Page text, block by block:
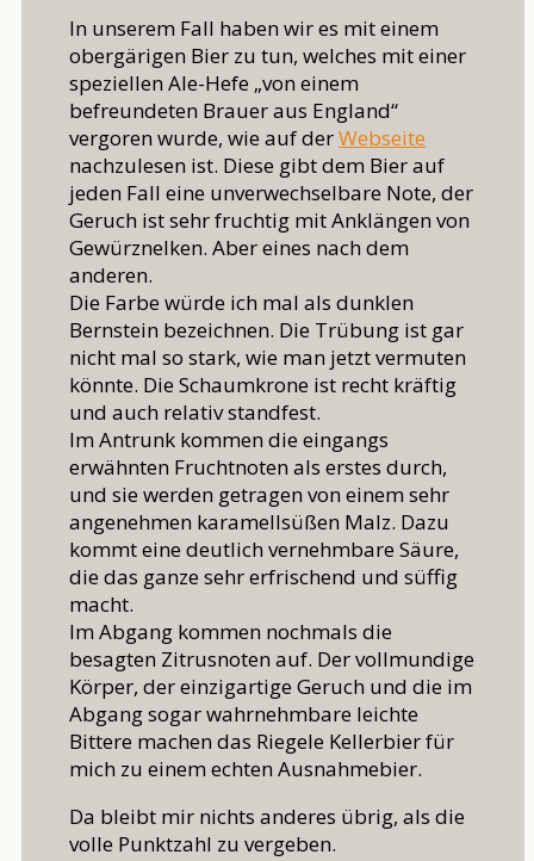
In unserem Fall haben wir es mit einem
obergärigen Bier zu tun, welches mit einer
speziellen Ale-Hefe „von einem
befreundeten Brauer aus England“
vergoren wurde, wie auf derWebseite
nachzulesen ist. Diese gibt dem Bier auf
jeden Fall eine unverwechselbare Note, der
Geruch ist sehr fruchtig mit Anklängen von
Gewürznelken. Aber eines nach dem
anderen.
Die Farbe würde ich mal als dunklen
Bernstein bezeichnen. Die Trübung ist gar
nicht mal so stark, wie man jetzt vermuten
könnte. Die Schaumkrone ist recht kräftig
und auch relativ standfest.
Im Antrunk kommen die eingangs
erwähnten Fruchtnoten als erstes durch,
und sie werden getragen von einem sehr
angenehmen karamellsüßen Malz. Dazu
kommt eine deutlich vernehmbare Säure,
die das ganze sehr erfrischend und süffig
macht.
Im Abgang kommen nochmals die
besagten Zitrusnoten auf. Der vollmundige
Körper, der einzigartige Geruch und die im
Abgang sogar wahrnehmbare leichte
Bittere machen das Riegele Kellerbier für
mich zu einem echten Ausnahmebier.
Da bleibt mir nichts anderes übrig, als die
volle Punktzahl zu vergeben.